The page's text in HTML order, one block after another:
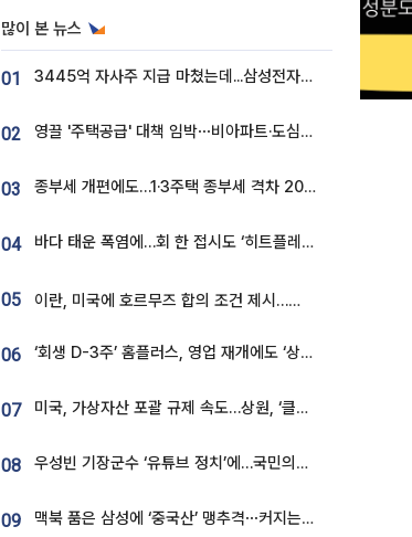
많이 본 뉴스
01 3445억 자사주 지급 마쳤는데...삼성전자 DX노조, 뒤늦은 '떼쓰기 집회'
02 영끌 '주택공급' 대책 임박⋯비아파트·도심복합까지 총동원
03 종부세 개편에도…1·3주택 종부세 격차 2028년부터 확대
04 바다 태운 폭염에…회 한 접시도 ‘히트플레이션’
05 이란, 미국에 호르무즈 합의 조건 제시…美 “경기 아직 안 끝나” [종합]
06 ‘회생 D-3주’ 홈플러스, 영업 재개에도 ‘상품 공급망’ 복구가 생존 관건
07 미국, 가상자산 포괄 규제 속도…상원, ‘클래리티법’ 9월 절차투표 추진
08 우성빈 기장군수 ‘유튜브 정치’에…국민의힘 군의원들 집단 반발
09 맥북 품은 삼성에 ‘중국산’ 맹추격⋯커지는 노트북 OLED 시장